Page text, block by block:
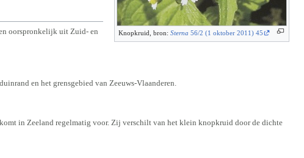
Knopkruid, bron: Sterna 56/2 (1 oktober 2011) 45
oorspronkelijk uit Zuid- en
en het grensgebied van Zeeuws-Vlaanderen.
in Zeeland regelmatig voor. Zij verschilt van het klein knopkruid door de dichte